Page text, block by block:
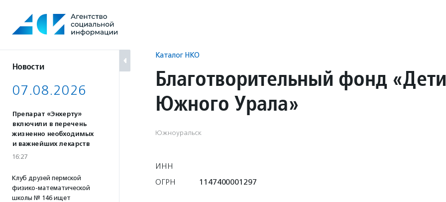
содержанию
Новости
07.08.2026
Препарат «Энхерту»
включили в перечень
жизненно необходимых
и важнейших лекарств
16:27
Клуб друзей пермской
физико-математической
школы № 146 ищет
Каталог НКО
Благотворительный фонд «Дети
Южного Урала»
Южноуральск
ИНН
ОГРН
1147400001297